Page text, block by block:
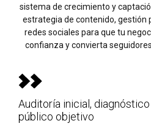
sistema de crecimiento y
estrategia de contenido, gestión
redes sociales para que tu
confianza y convierta
Auditoría inicial,
público objetivo